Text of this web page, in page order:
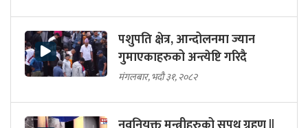
पशुपति क्षेत्र, आन्दोलनमा ज्यान
गुमाएकाहरुको अन्त्येष्टि गरिदै
मंगलबार, भदौ ३१, २०८२